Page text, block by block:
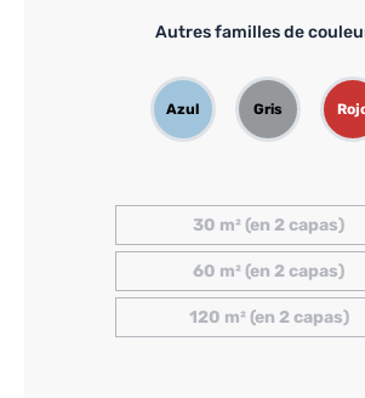
30 m² (en 2 capas)
60 m² (en 2 capas)
120 m² (en 2 capas)
Autres familles de
Azul Gris